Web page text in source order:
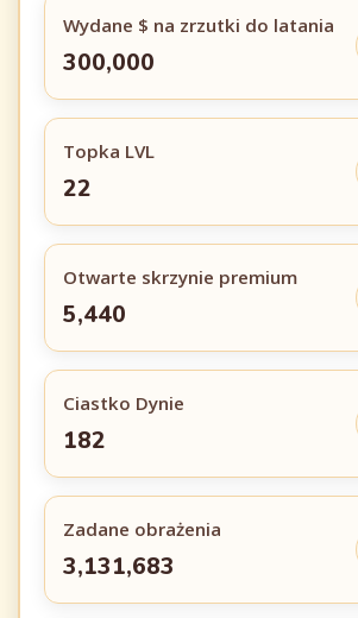
Wydane $ na zrzutki do latania
300,000
Topka LVL
22
Otwarte skrzynie premium
5,440
Ciastko Dynie
182
Zadane obrażenia
3,131,683